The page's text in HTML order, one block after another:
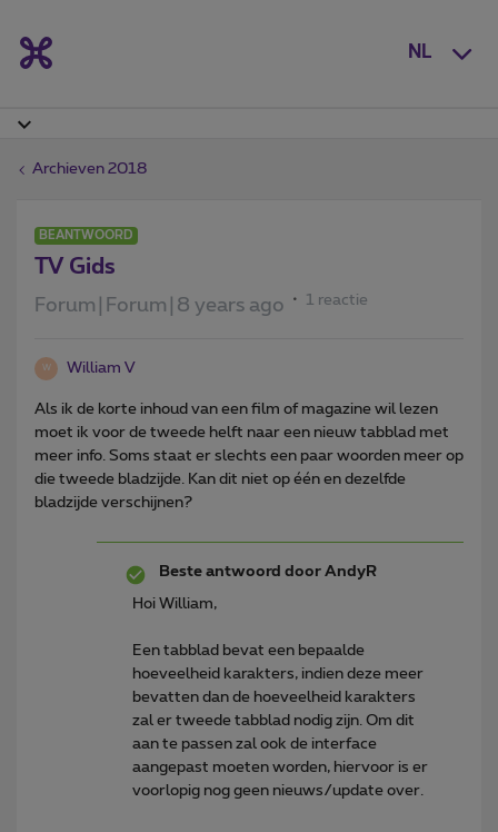
NL
Archieven 2018
BEANTWOORD
TV Gids
Forum|Forum|8 years ago 1 reactie
W William V
Als ik de korte inhoud van een film of magazine wil lezen
moet ik voor de tweede helft naar een nieuw tabblad met
meer info. Soms staat er slechts een paar woorden meer op
die tweede bladzijde. Kan dit niet op één en dezelfde
bladzijde verschijnen?
Beste antwoord door AndyR
Hoi William,
Een tabblad bevat een bepaalde
hoeveelheid karakters, indien deze meer
bevatten dan de hoeveelheid karakters
zal er tweede tabblad nodig zijn. Om dit
aan te passen zal ook de interface
aangepast moeten worden, hiervoor is er
voorlopig nog geen nieuws/update over.